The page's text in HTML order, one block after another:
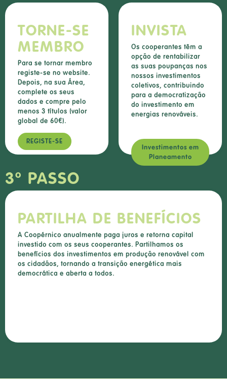
TORNE-SE
MEMBRO
Para se tornar membro
registe-se no website.
Depois, na sua Área,
complete os seus
dados e compre pelo
menos 3 títulos (valor
global de 60€).
REGISTE-SE
INVISTA
Os cooperantes têm a
opção de rentabilizar
as suas poupanças nos
nossos investimentos
coletivos, contribuindo
para a democratização
do investimento em
energias renováveis.
Investimentos em
Planeamento
3º PASSO
PARTILHA DE BENEFÍCIOS
A Coopérnico anualmente paga juros e retorna capital
investido com os seus cooperantes. Partilhamos os
benefícios dos investimentos em produção renovável com
os cidadãos, tornando a transição energética mais
democrática e aberta a todos.